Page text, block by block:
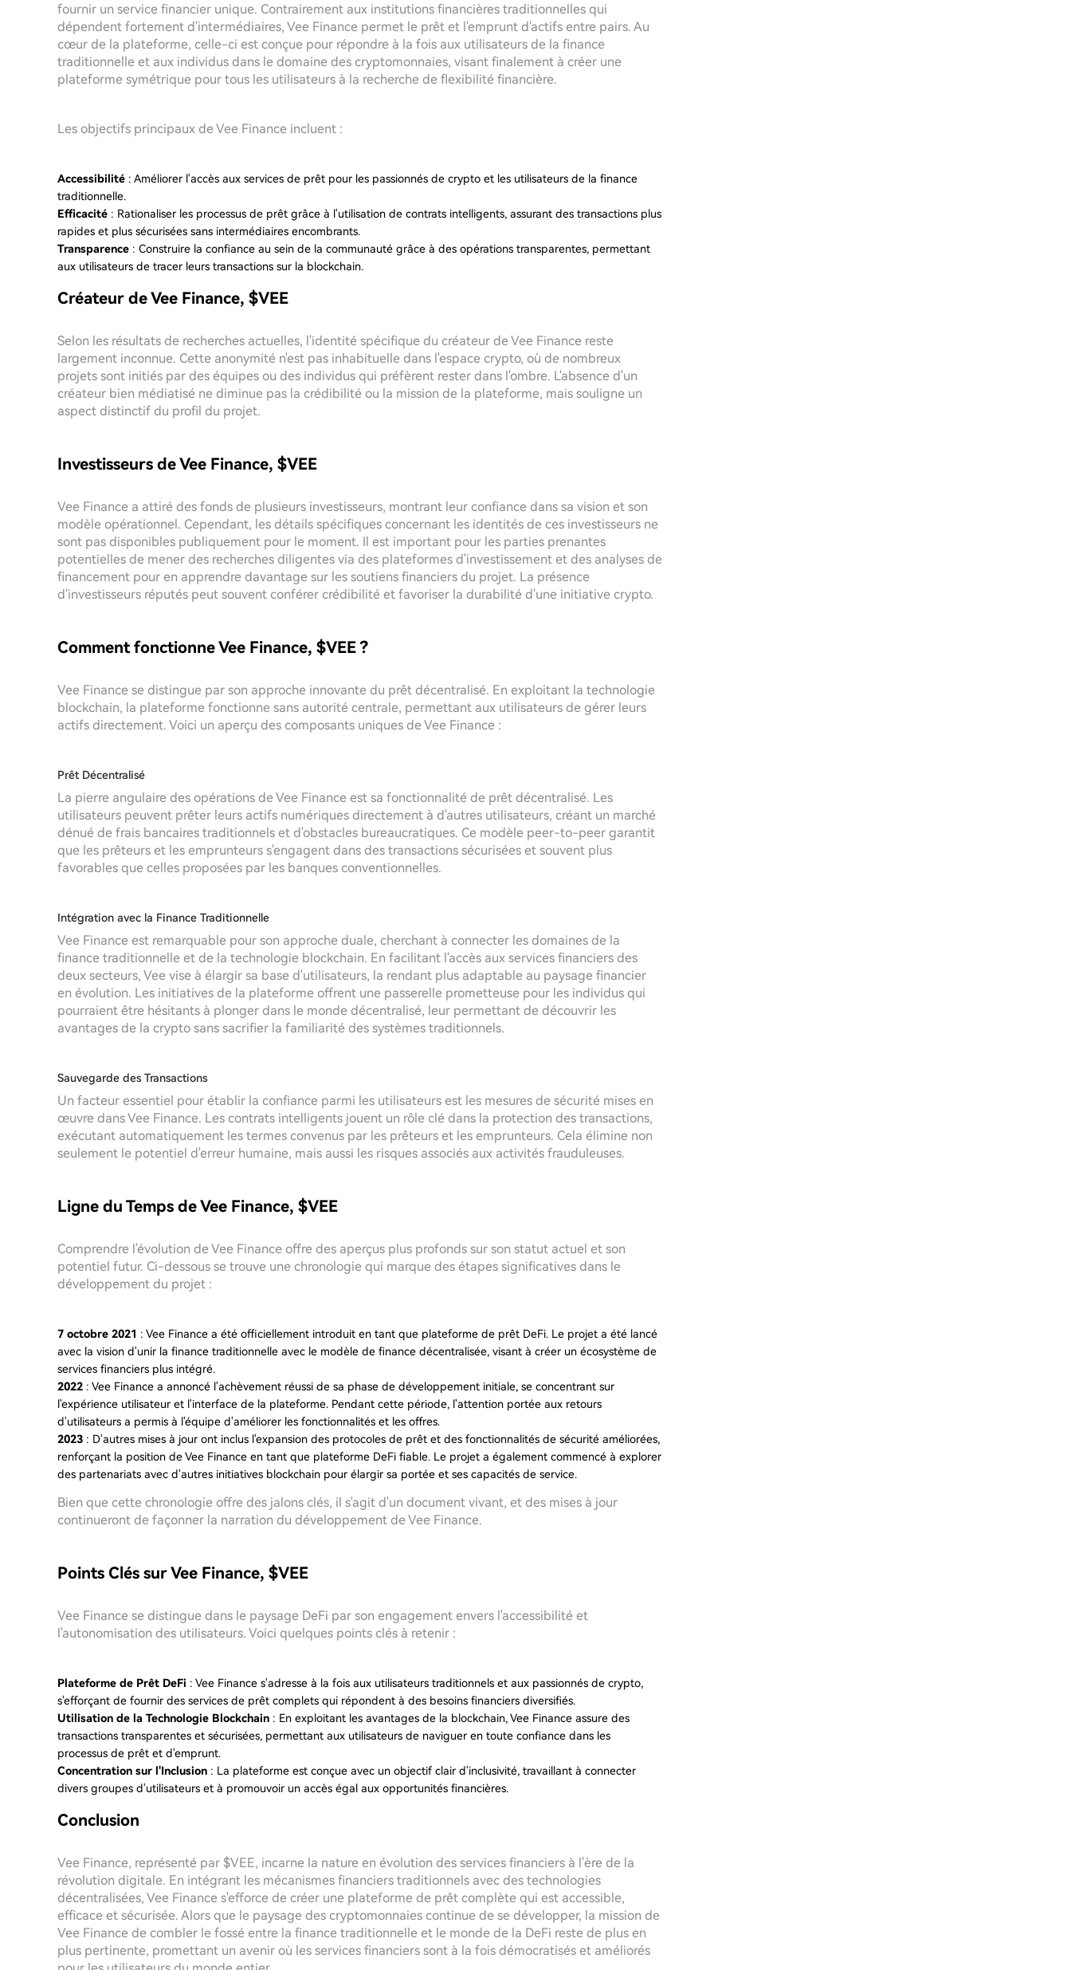
fournir un service financier unique. Contrairement aux institutions financières traditionnelles qui
dépendent fortement d'intermédiaires, Vee Finance permet le prêt et l'emprunt d'actifs entre pairs. Au
cœur de la plateforme, celle-ci est conçue pour répondre à la fois aux utilisateurs de la finance
traditionnelle et aux individus dans le domaine des cryptomonnaies, visant finalement à créer une
plateforme symétrique pour tous les utilisateurs à la recherche de flexibilité financière.
Les objectifs principaux de Vee Finance incluent :
Accessibilité : Améliorer l'accès aux services de prêt pour les passionnés de crypto et les utilisateurs de la finance
traditionnelle.
Efficacité : Rationaliser les processus de prêt grâce à l'utilisation de contrats intelligents, assurant des transactions plus
rapides et plus sécurisées sans intermédiaires encombrants.
Transparence : Construire la confiance au sein de la communauté grâce à des opérations transparentes, permettant
aux utilisateurs de tracer leurs transactions sur la blockchain.
Créateur de Vee Finance, $VEE
Selon les résultats de recherches actuelles, l'identité spécifique du créateur de Vee Finance reste
largement inconnue. Cette anonymité n'est pas inhabituelle dans l'espace crypto, où de nombreux
projets sont initiés par des équipes ou des individus qui préfèrent rester dans l'ombre. L'absence d'un
créateur bien médiatisé ne diminue pas la crédibilité ou la mission de la plateforme, mais souligne un
aspect distinctif du profil du projet.
Investisseurs de Vee Finance, $VEE
Vee Finance a attiré des fonds de plusieurs investisseurs, montrant leur confiance dans sa vision et son
modèle opérationnel. Cependant, les détails spécifiques concernant les identités de ces investisseurs ne
sont pas disponibles publiquement pour le moment. Il est important pour les parties prenantes
potentielles de mener des recherches diligentes via des plateformes d'investissement et des analyses de
financement pour en apprendre davantage sur les soutiens financiers du projet. La présence
d'investisseurs réputés peut souvent conférer crédibilité et favoriser la durabilité d'une initiative crypto.
Comment fonctionne Vee Finance, $VEE ?
Vee Finance se distingue par son approche innovante du prêt décentralisé. En exploitant la technologie
blockchain, la plateforme fonctionne sans autorité centrale, permettant aux utilisateurs de gérer leurs
actifs directement. Voici un aperçu des composants uniques de Vee Finance :
Prêt Décentralisé
La pierre angulaire des opérations de Vee Finance est sa fonctionnalité de prêt décentralisé. Les
utilisateurs peuvent prêter leurs actifs numériques directement à d'autres utilisateurs, créant un marché
dénué de frais bancaires traditionnels et d'obstacles bureaucratiques. Ce modèle peer-to-peer garantit
que les prêteurs et les emprunteurs s'engagent dans des transactions sécurisées et souvent plus
favorables que celles proposées par les banques conventionnelles.
Intégration avec la Finance Traditionnelle
Vee Finance est remarquable pour son approche duale, cherchant à connecter les domaines de la
finance traditionnelle et de la technologie blockchain. En facilitant l'accès aux services financiers des
deux secteurs, Vee vise à élargir sa base d'utilisateurs, la rendant plus adaptable au paysage financier
en évolution. Les initiatives de la plateforme offrent une passerelle prometteuse pour les individus qui
pourraient être hésitants à plonger dans le monde décentralisé, leur permettant de découvrir les
avantages de la crypto sans sacrifier la familiarité des systèmes traditionnels.
Sauvegarde des Transactions
Un facteur essentiel pour établir la confiance parmi les utilisateurs est les mesures de sécurité mises en
œuvre dans Vee Finance. Les contrats intelligents jouent un rôle clé dans la protection des transactions,
exécutant automatiquement les termes convenus par les prêteurs et les emprunteurs. Cela élimine non
seulement le potentiel d'erreur humaine, mais aussi les risques associés aux activités frauduleuses.
Ligne du Temps de Vee Finance, $VEE
Comprendre l'évolution de Vee Finance offre des aperçus plus profonds sur son statut actuel et son
potentiel futur. Ci-dessous se trouve une chronologie qui marque des étapes significatives dans le
développement du projet :
7 octobre 2021 : Vee Finance a été officiellement introduit en tant que plateforme de prêt DeFi. Le projet a été lancé
avec la vision d'unir la finance traditionnelle avec le modèle de finance décentralisée, visant à créer un écosystème de
services financiers plus intégré.
2022 : Vee Finance a annoncé l'achèvement réussi de sa phase de développement initiale, se concentrant sur
l'expérience utilisateur et l'interface de la plateforme. Pendant cette période, l'attention portée aux retours
d'utilisateurs a permis à l'équipe d'améliorer les fonctionnalités et les offres.
2023 : D'autres mises à jour ont inclus l'expansion des protocoles de prêt et des fonctionnalités de sécurité améliorées,
renforçant la position de Vee Finance en tant que plateforme DeFi fiable. Le projet a également commencé à explorer
des partenariats avec d'autres initiatives blockchain pour élargir sa portée et ses capacités de service.
Bien que cette chronologie offre des jalons clés, il s'agit d'un document vivant, et des mises à jour
continueront de façonner la narration du développement de Vee Finance.
Points Clés sur Vee Finance, $VEE
Vee Finance se distingue dans le paysage DeFi par son engagement envers l'accessibilité et
l'autonomisation des utilisateurs. Voici quelques points clés à retenir :
Plateforme de Prêt DeFi : Vee Finance s'adresse à la fois aux utilisateurs traditionnels et aux passionnés de crypto,
s'efforçant de fournir des services de prêt complets qui répondent à des besoins financiers diversifiés.
Utilisation de la Technologie Blockchain : En exploitant les avantages de la blockchain, Vee Finance assure des
transactions transparentes et sécurisées, permettant aux utilisateurs de naviguer en toute confiance dans les
processus de prêt et d'emprunt.
Concentration sur l'Inclusion : La plateforme est conçue avec un objectif clair d'inclusivité, travaillant à connecter
divers groupes d'utilisateurs et à promouvoir un accès égal aux opportunités financières.
Conclusion
Vee Finance, représenté par $VEE, incarne la nature en évolution des services financiers à l'ère de la
révolution digitale. En intégrant les mécanismes financiers traditionnels avec des technologies
décentralisées, Vee Finance s'efforce de créer une plateforme de prêt complète qui est accessible,
efficace et sécurisée. Alors que le paysage des cryptomonnaies continue de se développer, la mission de
Vee Finance de combler le fossé entre la finance traditionnelle et le monde de la DeFi reste de plus en
plus pertinente, promettant un avenir où les services financiers sont à la fois démocratisés et améliorés